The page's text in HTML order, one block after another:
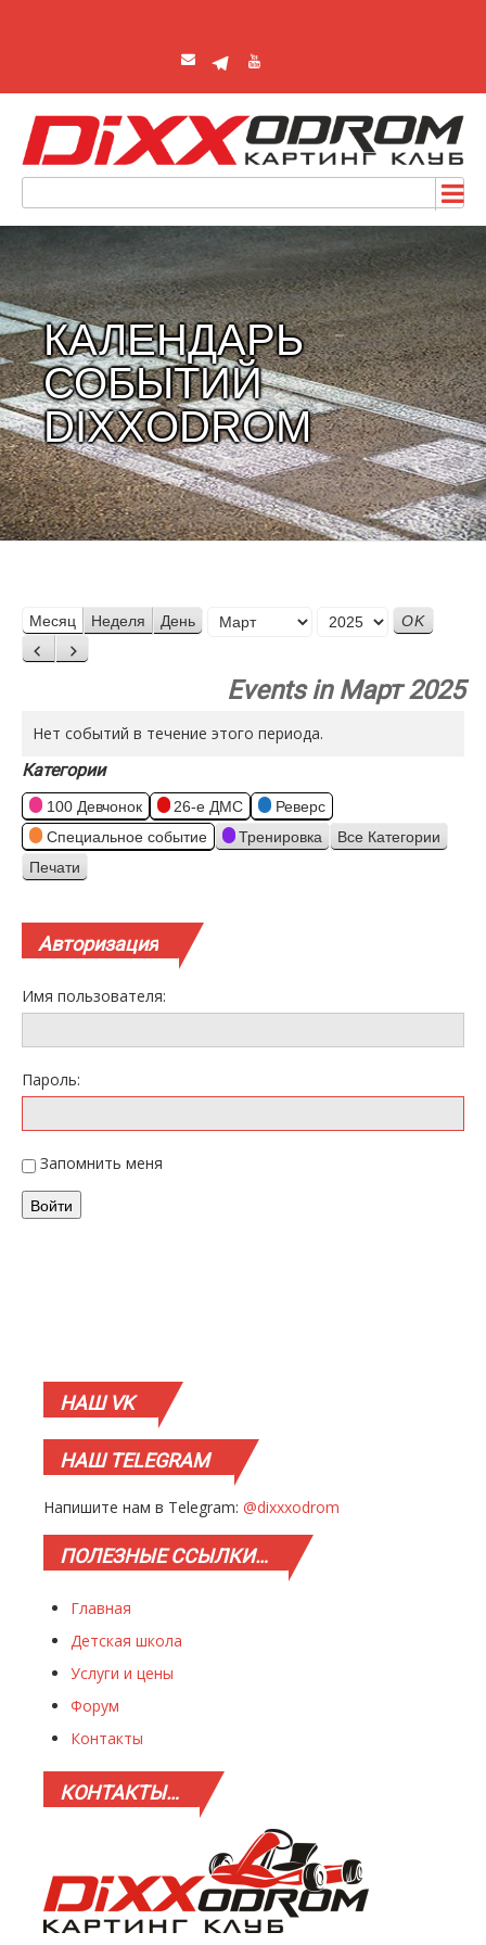
КАЛЕНДАРЬ
СОБЫТИЙ
DIXXODROM
Месяц Неделя День
Месяц
Назад
Вперед
Events in Март 2025
Нет событий в течение этого периода.
Категории
100 Девчонок 26-е ДМС
Реверс
Специальное событие
Тренировка Все Категории
Просмотр
Печати
Авторизация
Имя пользователя:
Пароль:
Запомнить меня
Войти
НАШVK
НАШTELEGRAM
Напишите нам в Telegram: @dixxxodrom
ПОЛЕЗНЫЕССЫЛКИ…
Главная
Детская школа
Услуги и цены
Форум
Контакты
КОНТАКТЫ…